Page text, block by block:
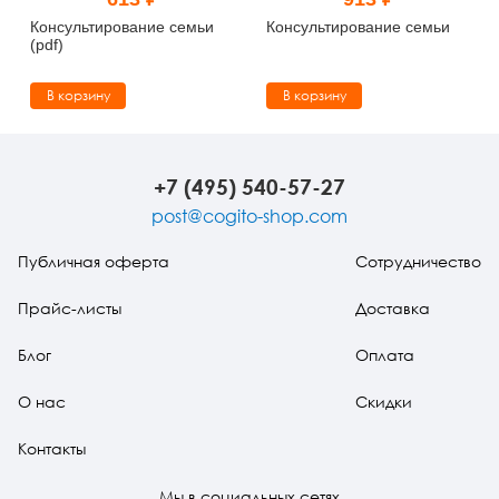
Тревожные расстройства, панические атаки
Психодрама
Психология труда и эргономика
Социальная и организационная психология
Консультирование семьи
(pdf)
В корзину
Консультирование семьи
В корзину
+7 (495) 540-57-27
post@cogito-shop.com
Публичная оферта
Прайс-листы
Блог
О нас
Контакты
Сотрудничество
Доставка
Оплата
Скидки